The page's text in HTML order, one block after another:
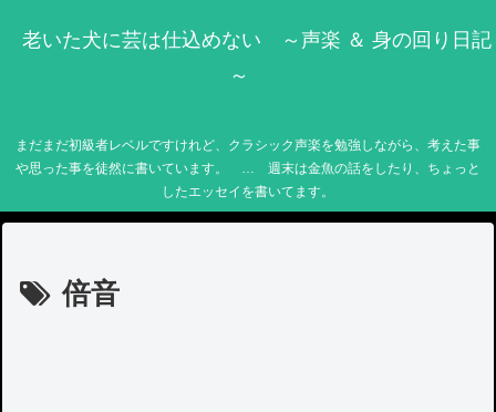
老いた犬に芸は仕込めない ～声楽 ＆ 身の回り日記
～
まだまだ初級者レベルですけれど、クラシック声楽を勉強しながら、考えた事
や思った事を徒然に書いています。 … 週末は金魚の話をしたり、ちょっと
したエッセイを書いてます。
倍音